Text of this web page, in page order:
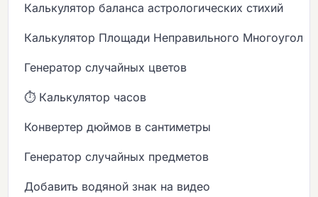
Калькулятор баланса астрологических стихий
Калькулятор Площади Неправильного
Генератор случайных цветов
⏱️ Калькулятор часов
Конвертер дюймов в сантиметры
Генератор случайных предметов
Добавить водяной знак на видео